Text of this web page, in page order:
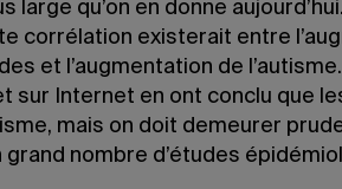
large qu’on en donne
corrélation existerait entre
et l’augmentation de
sur Internet en ont conclu que
mais on doit demeurer
grand nombre d’études